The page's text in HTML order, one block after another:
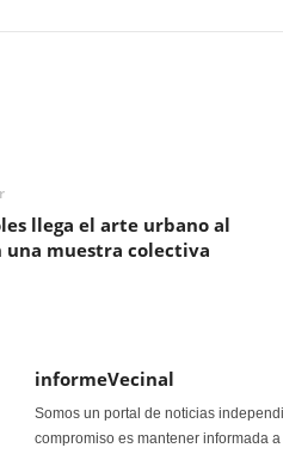
llega el arte urbano al
una muestra colectiva
informeVecinal
Somos un portal de noticias
compromiso es mantener informada